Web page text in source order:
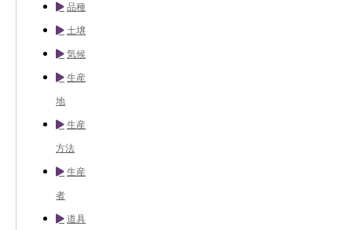
品種
土壌
気候
生産
地
生産
方法
生産
者
道具